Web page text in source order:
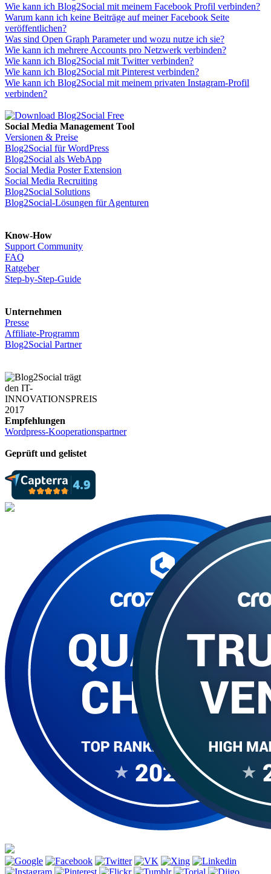
Wie kann ich Blog2Social mit meinem Facebook Profil verbinden?
Warum kann ich keine Beiträge auf meiner Facebook Seite
veröffentlichen?
Was sind Open Graph Parameter und wozu nutze ich sie?
Wie kann ich mehrere Accounts pro Netzwerk verbinden?
Wie kann ich Blog2Social mit Twitter verbinden?
Wie kann ich Blog2Social mit Pinterest verbinden?
Wie kann ich Blog2Social mit meinem privaten Instagram-Profil
verbinden?
Social Media Management Tool
Versionen & Preise
Blog2Social für WordPress
Blog2Social als WebApp
Social Media Poster Extension
Social Media Recruiting
Blog2Social Solutions
Blog2Social-Lösungen für Agenturen
Know-How
Support Community
FAQ
Ratgeber
Step-by-Step-Guide
Unternehmen
Presse
Affiliate-Programm
Blog2Social Partner
Empfehlungen
Wordpress-Kooperationspartner
Geprüft und gelistet